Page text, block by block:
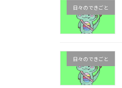
日々のできごと
日々のできごと